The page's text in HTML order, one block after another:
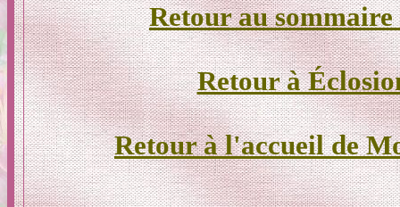
Retour au sommaire
Retour à
Retour à l'accueil de